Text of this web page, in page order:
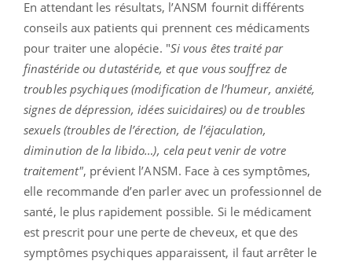
En attendant les résultats, l’ANSM fournit différents
conseils aux patients qui prennent ces médicaments
pour traiter une alopécie. "Si vous êtes traité par
finastéride ou dutastéride, et que vous souffrez de
troubles psychiques (modification de l’humeur, anxiété,
signes de dépression, idées suicidaires) ou de troubles
sexuels (troubles de l’érection, de l’éjaculation,
diminution de la libido…), cela peut venir de votre
traitement", prévient l’ANSM. Face à ces symptômes,
elle recommande d’en parler avec un professionnel de
santé, le plus rapidement possible. Si le médicament
est prescrit pour une perte de cheveux, et que des
symptômes psychiques apparaissent, il faut arrêter le